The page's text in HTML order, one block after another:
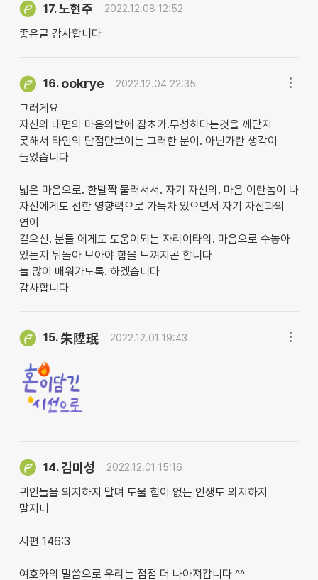
17.노현주 2022.12.08 12:52
좋은글 감사합니다
16. ookrye 2022.12.04 22:35
그러게요
자신의 내면의 마음의밭에 잡초가.무성하다는것을 께닫지
못해서 타인의 단점만보이는 그러한 분이. 아닌가란 생각이
들었습니다
넓은 마음으로. 한발짝 물러서서. 자기 자신의. 마음 이란놈이 나
자신에게도 선한 영향력으로 가득차 있으면서 자기 자신과의
연이
깊으신. 분들 에게도 도움이되는 자리이타의. 마음으로 수놓아
있는지 뒤돌아 보아야 함을 느껴지곤 합니다
늘 많이 배워가도록. 하겠습니다
감사합니다
15. 朱陞珉 2022.12.01 19:43
14.김미성 2022.12.01 15:16
귀인들을 의지하지 말며 도울 힘이 없는 인생도 의지하지
말지니
시편 146:3
여호와의 말씀으로 우리는 점점 더 나아져갑니다 ^^